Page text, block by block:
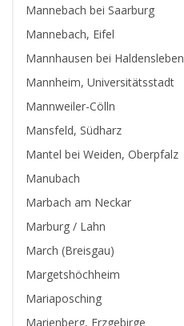
Mannebach bei Saarburg
Mannebach, Eifel
Mannhausen bei Haldensleben
Mannheim, Universitätsstadt
Mannweiler-Cölln
Mansfeld, Südharz
Mantel bei Weiden, Oberpfalz
Manubach
Marbach am Neckar
Marburg / Lahn
March (Breisgau)
Margetshöchheim
Mariaposching
Marienberg, Erzgebirge